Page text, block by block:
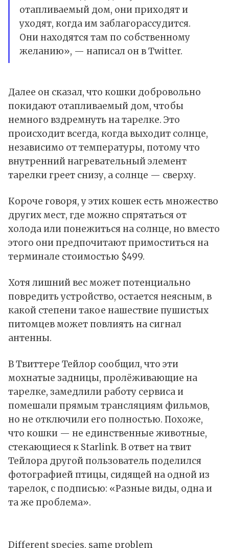
отапливаемый дом, они приходят и
уходят, когда им заблагорассудится.
Они находятся там по собственному
желанию», — написал он в Twitter.
Далее он сказал, что кошки добровольно
покидают отапливаемый дом, чтобы
немного вздремнуть на тарелке. Это
происходит всегда, когда выходит солнце,
независимо от температуры, потому что
внутренний нагревательный элемент
тарелки греет снизу, а солнце — сверху.
Короче говоря, у этих кошек есть множество
других мест, где можно спрятаться от
холода или понежиться на солнце, но вместо
этого они предпочитают примоститься на
терминале стоимостью $499.
Хотя лишний вес может потенциально
повредить устройство, остается неясным, в
какой степени такое нашествие пушистых
питомцев может повлиять на сигнал
антенны.
В Твиттере Тейлор сообщил, что эти
мохнатые задницы, пролёживающие на
тарелке, замедлили работу сервиса и
помешали прямым трансляциям фильмов,
но не отключили его полностью. Похоже,
что кошки — не единственные животные,
стекающиеся к Starlink. В ответ на твит
Тейлора другой пользователь поделился
фотографией птицы, сидящей на одной из
тарелок, с подписью: «Разные виды, одна и
та же проблема».
Different species, same problem